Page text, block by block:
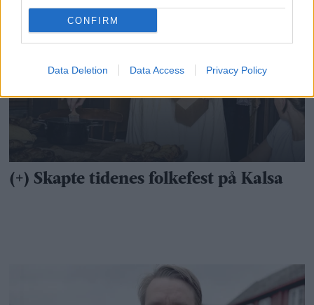
CONFIRM
Data Deletion Data Access Privacy Policy